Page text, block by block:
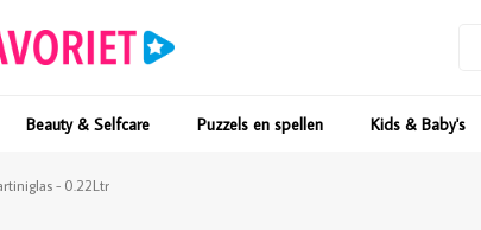
Beauty & Selfcare Puzzels en spellen Kids & Baby's
- 0.22Ltr